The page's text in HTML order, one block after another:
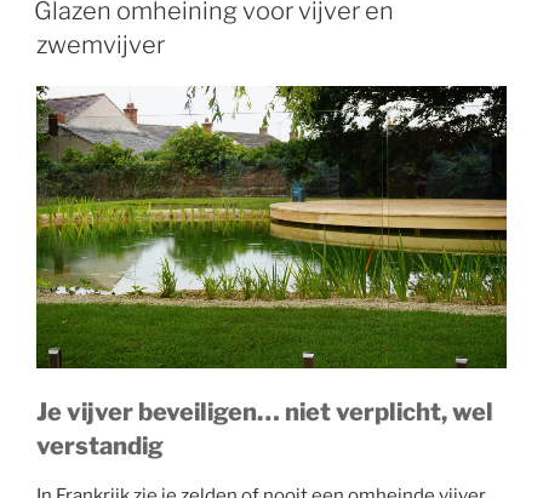
zwembad
omheinen
of
afschermen?
Vraag
het
onze
specialisten!”
Glazen omheining voor vijver en
zwemvijver
Je vijver beveiligen… niet verplicht, wel
verstandig